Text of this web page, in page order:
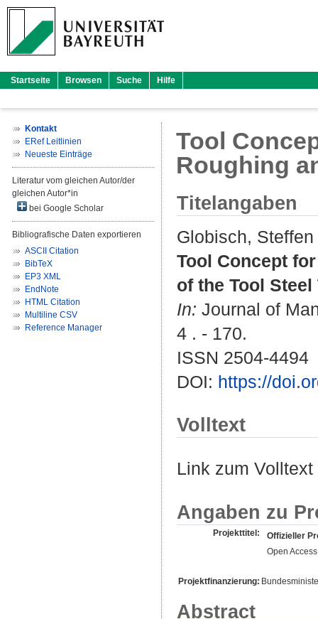
Startseite Browsen Suche Hilfe
Kontakt
ERef Leitlinien
Neueste Einträge
Literatur vom gleichen Autor/der
gleichen Autor*in
bei Google Scholar
Bibliografische Daten exportieren
ASCII Citation
BibTeX
EP3 XML
EndNote
HTML Citation
Multiline CSV
Reference Manager
Tool
Roughing
Titelangaben
Globisch, Steffen
Tool Concept
of the Tool Steel
In: Journal of
4 . - 170.
ISSN 2504-4494
DOI: https://
Volltext
Link zum
Angaben zu
Projekttitel:
Offizieller
Open
Projektfinanzierung:
Abstract